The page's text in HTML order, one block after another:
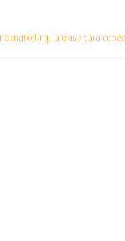
marketing, la clave para